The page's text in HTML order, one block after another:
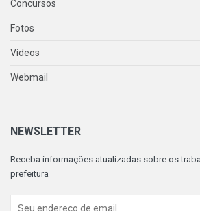
Concursos
Fotos
Vídeos
Webmail
NEWSLETTER
Receba informações atualizadas sobre os
prefeitura